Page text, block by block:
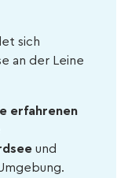
sich
an der Leine
erfahrenen
und